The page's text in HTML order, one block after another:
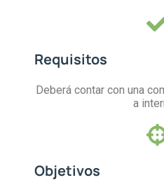
Requisitos
Deberá contar con una
a
Objetivos